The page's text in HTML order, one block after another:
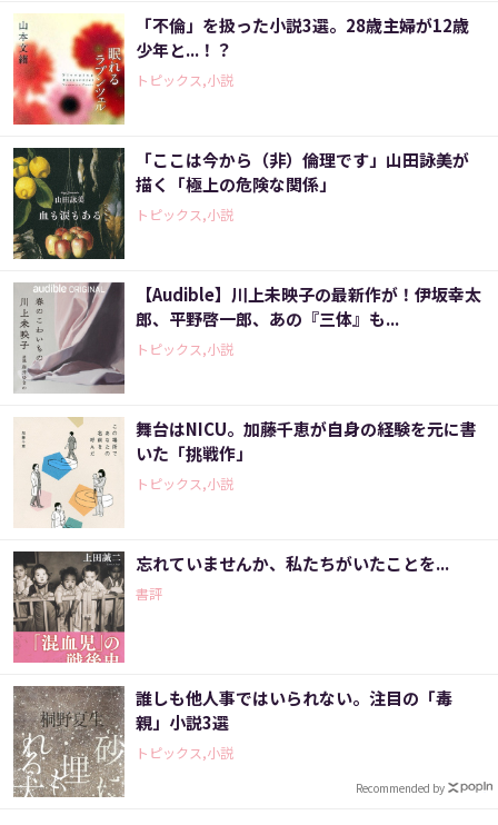
「不倫」を扱った小説3選。28歳主婦が12歳
少年と...！？
トピックス,小説
「ここは今から（非）倫理です」山田詠美が
描く「極上の危険な関係」
トピックス,小説
【Audible】川上未映子の最新作が！伊坂幸太
郎、平野啓一郎、あの『三体』も...
トピックス,小説
舞台はNICU。加藤千恵が自身の経験を元に書
いた「挑戦作」
トピックス,小説
忘れていませんか、私たちがいたことを...
書評
誰しも他人事ではいられない。注目の「毒
親」小説3選
トピックス,小説
Recommended by